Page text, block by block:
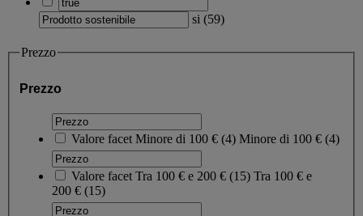
si (59)
Prezzo
Prezzo
Valore facet Minore di 100 € (4) Minore di 100 € (4)
Valore facet Tra 100 € e 200 € (15) Tra 100 € e
200 € (15)